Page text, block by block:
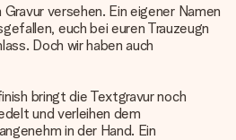
versehen. Ein eigener Namen
euch bei euren Trauzeugn
Doch wir haben auch
bringt die Textgravur noch
und verleihen dem
in der Hand. Ein